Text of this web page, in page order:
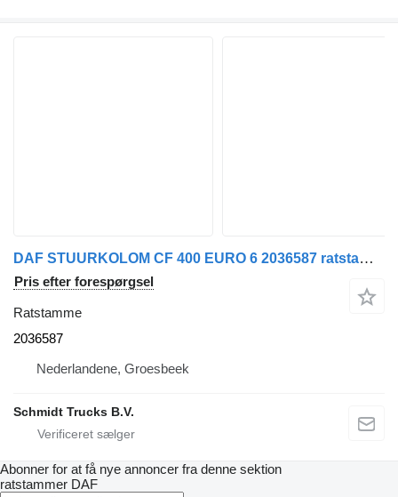
DAF STUURKOLOM CF 400 EURO 6 2036587 ratstamme til lastbil
Pris efter forespørgsel
Ratstamme
2036587
Nederlandene, Groesbeek
Schmidt Trucks B.V.
Abonner for at få nye annoncer fra denne sektion
ratstammer DAF